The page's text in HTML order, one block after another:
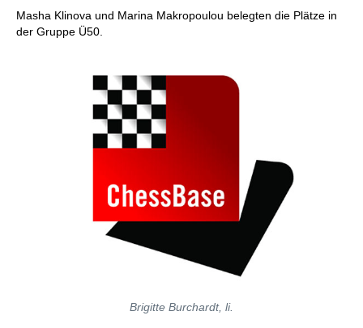
Masha Klinova und Marina Makropoulou belegten die Plätze in
der Gruppe Ü50.
Brigitte Burchardt, li.